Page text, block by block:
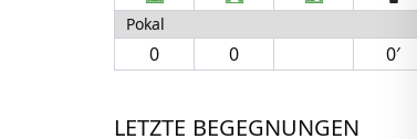
Pokal
0 0 0′
LETZTE BEGEGNUNGEN